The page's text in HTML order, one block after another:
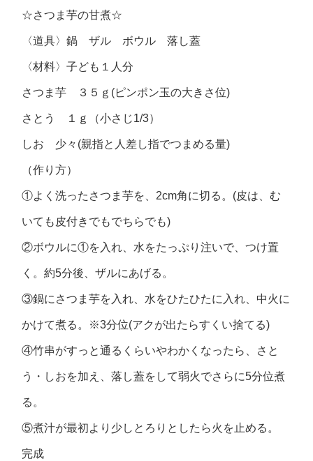
☆さつま芋の甘煮☆
〈道具〉鍋 ザル ボウル 落し蓋
〈材料〉子ども１人分
さつま芋 ３５ｇ(ピンポン玉の大きさ位)
さとう １ｇ（小さじ1/3）
しお 少々(親指と人差し指でつまめる量)
（作り方）
①よく洗ったさつま芋を、2cm角に切る。(皮は、む
いても皮付きでもでちらでも)
②ボウルに①を入れ、水をたっぷり注いで、つけ置
く。約5分後、ザルにあげる。
③鍋にさつま芋を入れ、水をひたひたに入れ、中火に
かけて煮る。※3分位(アクが出たらすくい捨てる)
④竹串がすっと通るくらいやわかくなったら、さと
う・しおを加え、落し蓋をして弱火でさらに5分位煮
る。
⑤煮汁が最初より少しとろりとしたら火を止める。
完成